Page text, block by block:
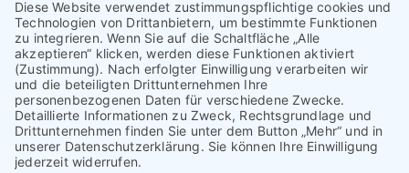
SIND SIE ZUFRIEDEN MIT UNS?
DATENSCHUTZERKLÄRUNG
IMPRESSUM